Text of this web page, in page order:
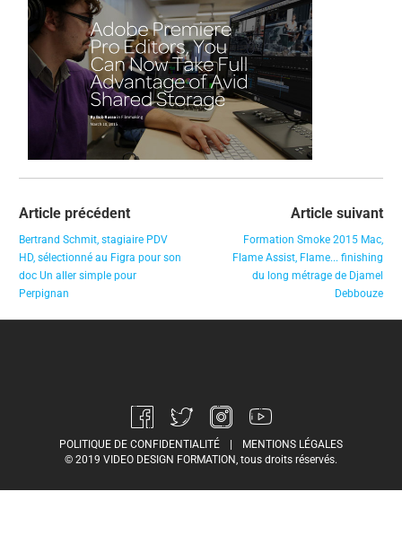
Article précédent
Bertrand Schmit, stagiaire PDV
HD, sélectionné au Figra pour son
doc Un aller simple pour
Perpignan
Article suivant
Formation Smoke 2015 Mac,
Flame Assist, Flame... finishing
du long métrage de Djamel
Debbouze
POLITIQUE DE CONFIDENTIALITÉ |
MENTIONS LÉGALES
© 2019 VIDEO DESIGN FORMATION, tous droits réservés.